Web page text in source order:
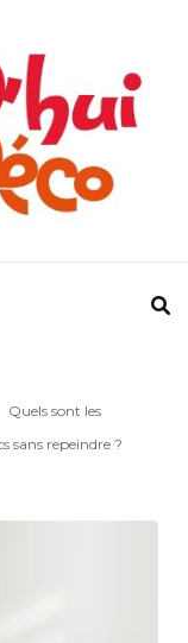
Quels sont les
sans repeindre ?